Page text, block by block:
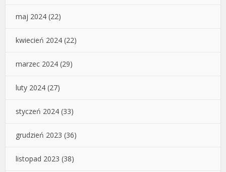
maj 2024 (22)
kwiecień 2024 (22)
marzec 2024 (29)
luty 2024 (27)
styczeń 2024 (33)
grudzień 2023 (36)
listopad 2023 (38)